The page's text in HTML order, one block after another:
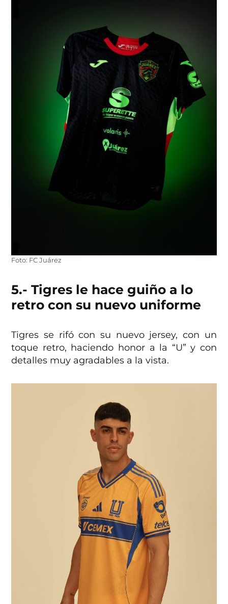
Foto: FC Juárez
5.- Tigres le hace guiño a lo
retro con su nuevo uniforme
Tigres se rifó con su nuevo jersey, con un
toque retro, haciendo honor a la “U” y con
detalles muy agradables a la vista.